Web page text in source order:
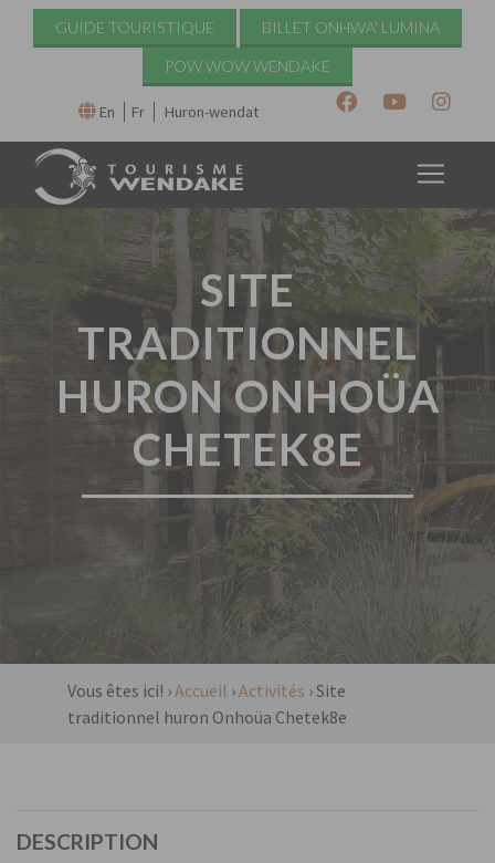
GUIDE TOURISTIQUE BILLET ONHWA' LUMINA
POW WOW WENDAKE
En Fr Huron-wendat
SITE
TRADITIONNEL
HURON ONHOÜA
CHETEK8E
Vous êtes ici! ›Accueil ›Activités ›Site
traditionnel huron Onhoüa Chetek8e
DESCRIPTION